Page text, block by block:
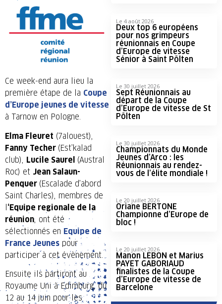
Ce week-end aura lieu la
première étape de la Coupe
d’Europe jeunes de vitesse
à Tarnow en Pologne.
Elma Fleuret (7alouest),
Fanny Techer (Est’kalad
club), Lucile Saurel (Austral
Roc) et Jean Salaun-
Penquer (Escalade d’abord
Saint Charles), membres de
l‘Equipe regionale de la
réunion, ont été
sélectionnés en Equipe de
France Jeunes pour
participer à cet évènement.
Ensuite ils partiront au
Royaume Uni à Edimburg, du
12 au 14 juin pour les
Le 4 août 2026
Deux top 6 européens
pour nos grimpeurs
réunionnais en Coupe
d’Europe de vitesse
Sénior à Saint Pölten
Le 30 juillet 2026
Sept Réunionnais au
départ de la Coupe
d’Europe de vitesse de St
Pölten
Le 30 juillet 2026
Championnats du Monde
Jeunes d’Arco : les
Réunionnais au rendez-
vous de l’élite mondiale !
Le 20 juillet 2026
Oriane BERTONE
Championne d’Europe de
bloc !
Le 20 juillet 2026
Manon LEBON et Marius
PAYET GABORIAUD
finalistes de la Coupe
d’Europe de vitesse de
Barcelone